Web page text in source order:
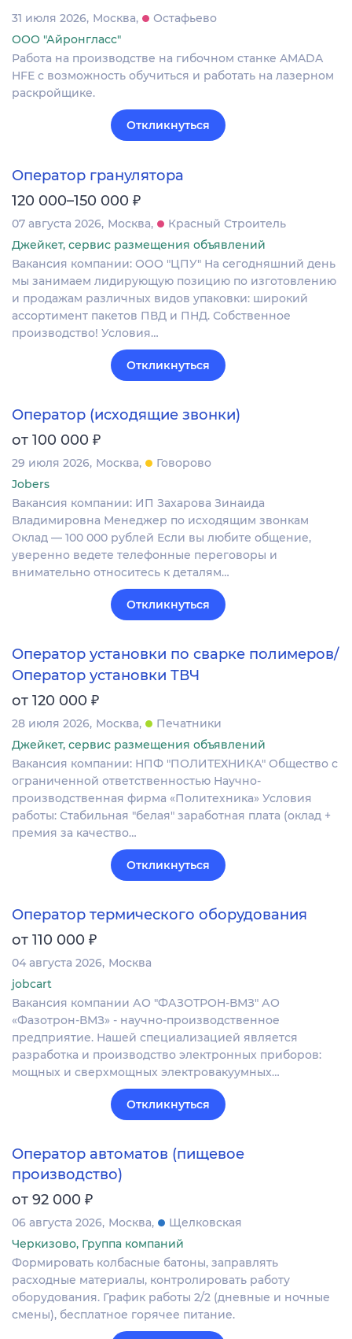
31 июля 2026 Москва
Остафьево
ООО "Айронгласс"
Работа на производстве на гибочном станке AMADA
HFE с возможность обучиться и работать на лазерном
раскройщике.
Откликнуться
Оператор гранулятора
120 000–150 000 ₽
07 августа 2026 Москва
Красный Строитель
Джейкет, сервис размещения объявлений
Вакансия компании: ООО "ЦПУ" На сегодняшний день
мы занимаем лидирующую позицию по изготовлению
и продажам различных видов упаковки: широкий
ассортимент пакетов ПВД и ПНД. Собственное
производство! Условия…
Откликнуться
Оператор (исходящие звонки)
от 100 000 ₽
29 июля 2026 Москва
Говорово
Jobers
Вакансия компании: ИП Захарова Зинаида
Владимировна Менеджер по исходящим звонкам
Оклад — 100 000 рублей Если вы любите общение,
уверенно ведете телефонные переговоры и
внимательно относитесь к деталям…
Откликнуться
Оператор установки по сварке полимеров/
Оператор установки ТВЧ
от 120 000 ₽
28 июля 2026 Москва
Печатники
Джейкет, сервис размещения объявлений
Вакансия компании: НПФ "ПОЛИТЕХНИКА" Общество с
ограниченной ответственностью Научно-
производственная фирма «Политехника» Условия
работы: Стабильная "белая" заработная плата (оклад +
премия за качество…
Откликнуться
Оператор термического оборудования
от 110 000 ₽
04 августа 2026 Москва
jobcart
Вакансия компании АО "ФАЗОТРОН-ВМЗ" АО
«Фазотрон-ВМЗ» - научно-производственное
предприятие. Нашей специализацией является
разработка и производство электронных приборов:
мощных и сверхмощных электровакуумных…
Откликнуться
Оператор автоматов (пищевое
производство)
от 92 000 ₽
06 августа 2026 Москва
Щелковская
Черкизово, Группа компаний
Формировать колбасные батоны, заправлять
расходные материалы, контролировать работу
оборудования. График работы 2/2 (дневные и ночные
смены), бесплатное горячее питание.